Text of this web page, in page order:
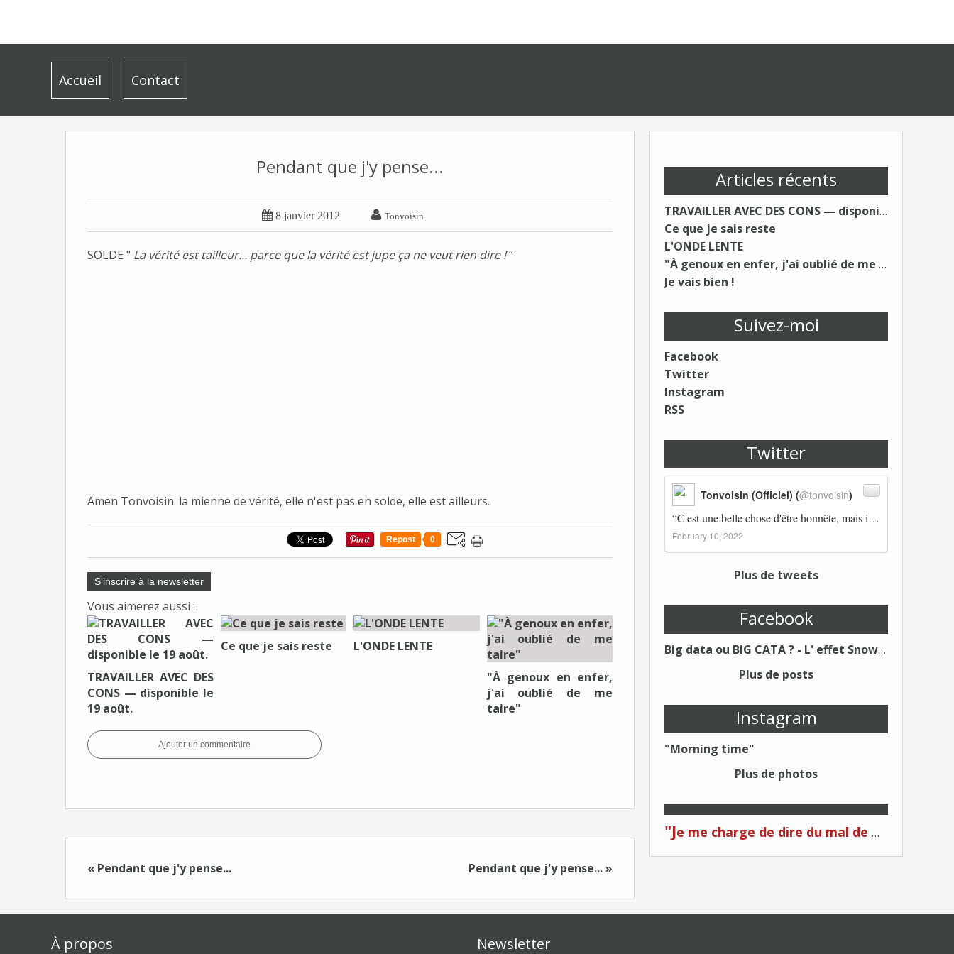
Accueil Contact
Articles récents
TRAVAILLER AVEC DES CONS — disponible le 19 août.
Ce que je sais reste
L'ONDE LENTE
"À genoux en enfer, j'ai oublié de me taire"
Je vais bien !
Suivez-moi
Facebook
Twitter
Instagram
RSS
Twitter
“C'est une belle chose d'être honnête, mais il est également important d'avoir raison.” Winston Churchill Réplico…
Tonvoisin (Officiel) (@tonvoisin)
February 10, 2022
Plus de tweets
Facebook
Big data ou BIG CATA ? - L' effet Snowden - Editions Kawa - Un Éditeur différent !
Plus de posts
Instagram
"Morning time"
Plus de photos
"Je me charge de dire du mal de moi... Quand on me critique... C'est du plagiat ! "
Pendant que j'y pense...
 8 janvier 2012  Tonvoisin
SOLDE " La vérité est tailleur… parce que la vérité est jupe ça ne veut rien dire !”
Amen Tonvoisin. la mienne de vérité, elle n'est pas en solde, elle est ailleurs.
Repost 0
S'inscrire à la newsletter
Vous aimerez aussi :
TRAVAILLER AVEC DES
CONS — disponible le
19 août.
Ce que je sais reste
L'ONDE LENTE
"À genoux en enfer,
j'ai oublié de me
taire"
Ajouter un commentaire
« Pendant que j'y pense... Pendant que j'y pense... »
À propos Newsletter